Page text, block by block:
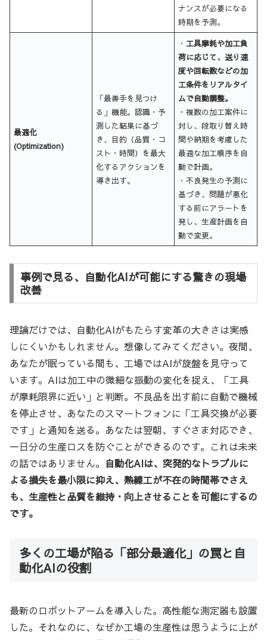
ナンスが必要になる
時期を予測。
最適化
(Optimization)
「最善手を見つけ
る」機能。認識・予
測した結果に基づ
き、目的（品質・コ
スト・時間）を最大
化するアクションを
導き出す。
・ 工具摩耗や加工負
荷に応じて、送り速
度や回転数などの加
工条件をリアルタイ
ムで自動調整。
・複数の加工案件に
対し、段取り替え時
間や納期を考慮した
最適な加工順序を自
動で計画。
・不良発生の予測に
基づき、問題が悪化
する前にアラートを
発し、生産計画を自
動で変更。
事例で見る、自動化AIが可能にする驚きの現場
改善
理論だけでは、自動化AIがもたらす変革の大きさは実感
しにくいかもしれません。想像してみてください。夜間、
あなたが眠っている間も、工場ではAIが旋盤を見守って
います。AIは加工中の微細な振動の変化を捉え、「工具
が摩耗限界に近い」と判断。不良品を出す前に自動で機械
を停止させ、あなたのスマートフォンに「工具交換が必要
です」と通知を送る。あなたは翌朝、すぐさま対応でき、
一日分の生産ロスを防ぐことができるのです。これは未来
の話ではありません。 自動化AIは、突発的なトラブルに
よる損失を最小限に抑え、熟練工が不在の時間帯でさえ
も、生産性と品質を維持・向上させることを可能にするの
です。
多くの工場が陥る「部分最適化」の罠と自
動化AIの役割
最新のロボットアームを導入した。高性能な測定器も設置
した。それなのに、なぜか工場の生産性は思うように上が